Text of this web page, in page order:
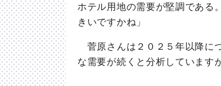
ホテル用地の需要が堅調である
きいですかね」
菅原さんは２０２５年以降に
な需要が続くと分析しています